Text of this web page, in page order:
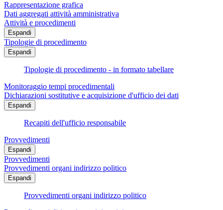
Rappresentazione grafica
Dati aggregati attività amministrativa
Attività e procedimenti
Espandi
Tipologie di procedimento
Espandi
Tipologie di procedimento - in formato tabellare
Monitoraggio tempi procedimentali
Dichiarazioni sostitutive e acquisizione d'ufficio dei dati
Espandi
Recapiti dell'ufficio responsabile
Provvedimenti
Espandi
Provvedimenti
Provvedimenti organi indirizzo politico
Espandi
Provvedimenti organi indirizzo politico